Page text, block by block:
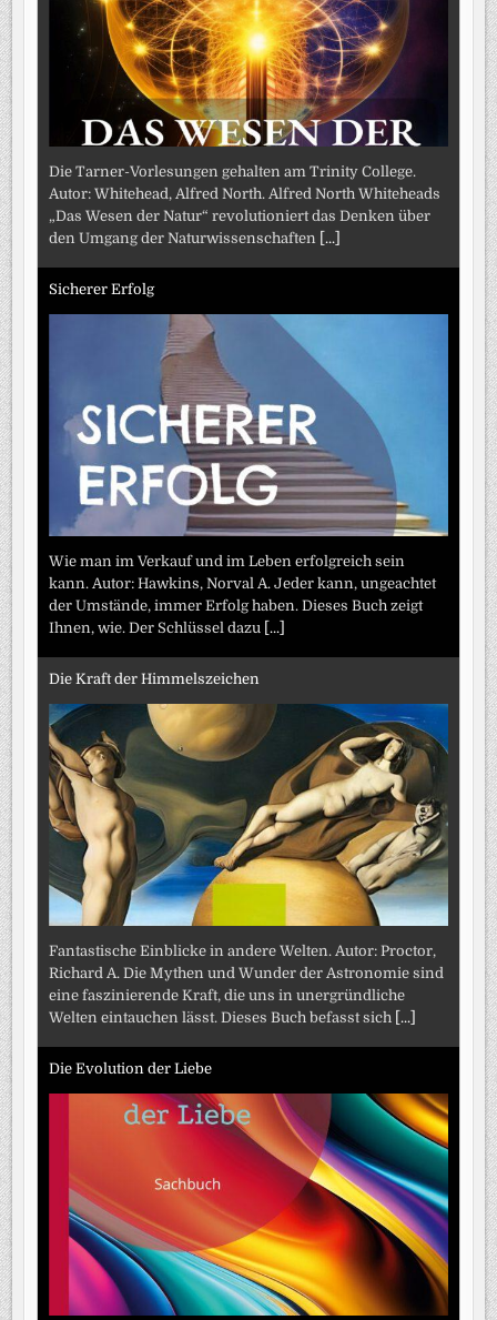
Die Tarner-Vorlesungen gehalten am Trinity College.
Autor: Whitehead, Alfred North. Alfred North Whiteheads
„Das Wesen der Natur“ revolutioniert das Denken über
den Umgang der Naturwissenschaften [...]
Sicherer Erfolg
Wie man im Verkauf und im Leben erfolgreich sein
kann. Autor: Hawkins, Norval A. Jeder kann, ungeachtet
der Umstände, immer Erfolg haben. Dieses Buch zeigt
Ihnen, wie. Der Schlüssel dazu [...]
Die Kraft der Himmelszeichen
Fantastische Einblicke in andere Welten. Autor: Proctor,
Richard A. Die Mythen und Wunder der Astronomie sind
eine faszinierende Kraft, die uns in unergründliche
Welten eintauchen lässt. Dieses Buch befasst sich [...]
Die Evolution der Liebe